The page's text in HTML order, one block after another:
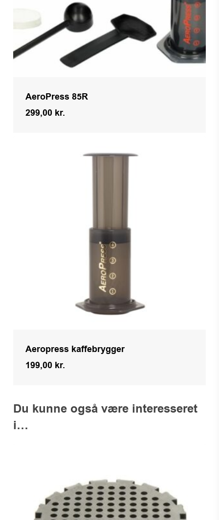
AeroPress 85R
299,00 kr.
Aeropress kaffebrygger
199,00 kr.
Du kunne også være interesseret
i…